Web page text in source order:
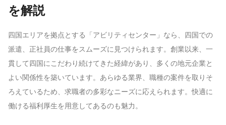
を解説
四国エリアを拠点とする「アビリティセンター」なら、四国での
派遣、正社員の仕事をスムーズに見つけられます。創業以来、一
貫して四国にこだわり続けてきた経緯があり、多くの地元企業と
よい関係性を築いています。あらゆる業界、職種の案件を取りそ
ろえているため、求職者の多彩なニーズに応えられます。快適に
働ける福利厚生を用意してあるのも魅力。